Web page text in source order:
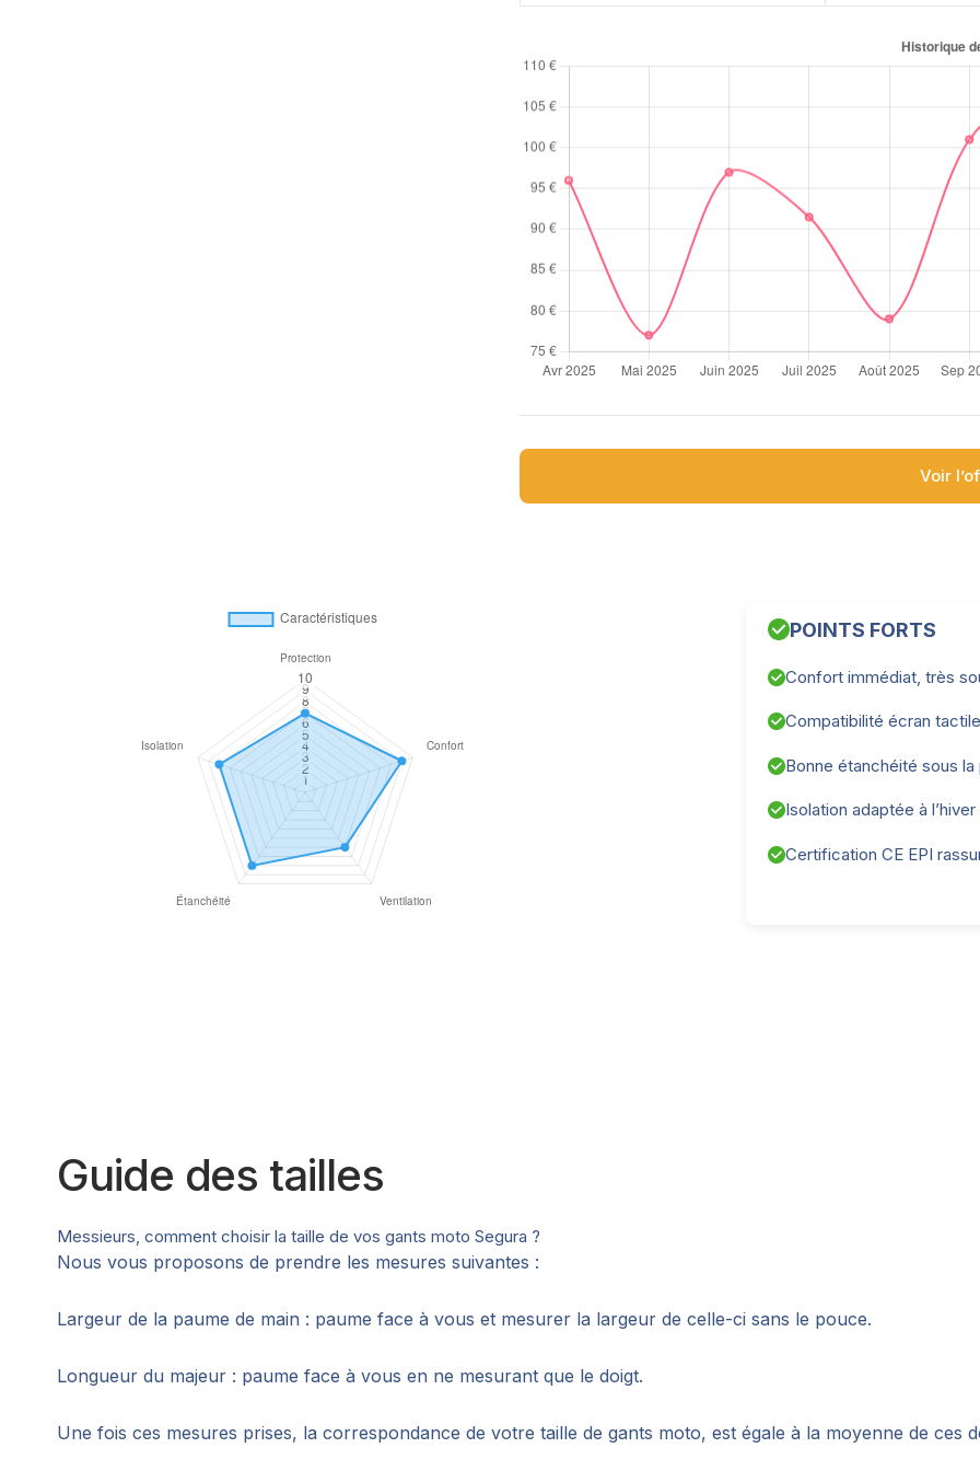
Voir
POINTS FORTS
Confort immédiat, très
Compatibilité écran
Bonne étanchéité sous la
Isolation adaptée à l’hiver
Certification CE EPI
Guide des tailles
Messieurs, comment choisir la taille de vos gants moto Segura ?
Nous vous proposons de prendre les mesures suivantes :
Largeur de la paume de main : paume face à vous et mesurer la largeur de celle-ci sans le pouce.
Longueur du majeur : paume face à vous en ne mesurant que le doigt.
Une fois ces mesures prises, la correspondance de votre taille de gants moto, est égale à la moyenne de ces